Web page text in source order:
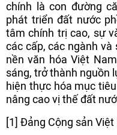
chính là con đường
phát triển đất nước
tâm chính trị cao, sự
các cấp, các ngành
nền văn hóa Việt
sáng, trở thành nguồn
hiện thực hóa mục
nâng cao vị thế đất
[1] Đảng Cộng sản Việt